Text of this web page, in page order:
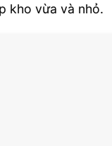
kho vừa và nhỏ.